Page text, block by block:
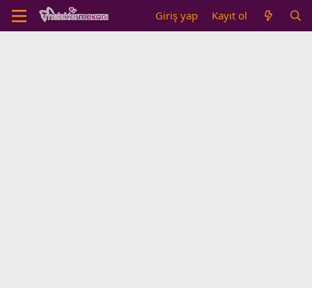
Giriş yap Kayıt ol